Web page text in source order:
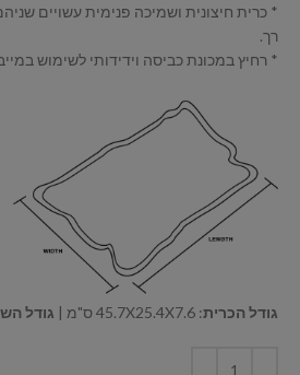
* כרית חיצונית ושמיכה פנימית עשויים
רך.
* רחיץ במכונת כביסה וידידותי לשימוש
גודל הכרית: 45.7X25.4X7.6 ס"מ | גודל